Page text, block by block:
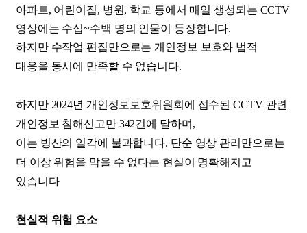
아파트, 어린이집, 병원, 학교 등에서 매일 생성되는 CCTV
영상에는 수십~수백 명의 인물이 등장합니다.
하지만 수작업 편집만으로는 개인정보 보호와 법적
대응을 동시에 만족할 수 없습니다.
하지만 2024년 개인정보보호위원회에 접수된 CCTV 관련
개인정보 침해신고만 342건에 달하며,
이는 빙산의 일각에 불과합니다. 단순 영상 관리만으로는
더 이상 위험을 막을 수 없다는 현실이 명확해지고
있습니다
현실적 위험 요소